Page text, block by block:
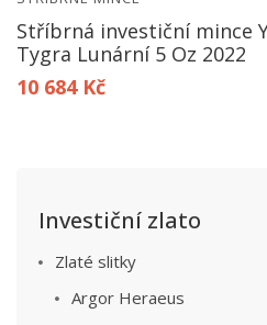
Stříbrná investiční mince
Tygra Lunární 5 Oz 2022
10 684 Kč
Investiční zlato
Zlaté slitky
Argor Heraeus